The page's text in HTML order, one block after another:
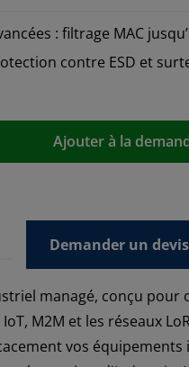
: filtrage MAC
contre ESD et
Ajouter à la
Demander un
managé, conçu pour
M2M et les réseaux
vos équipements